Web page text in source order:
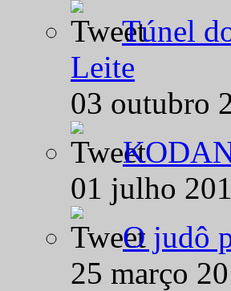
Túnel
Leite
03 outubro
01 julho
O judô
25 março